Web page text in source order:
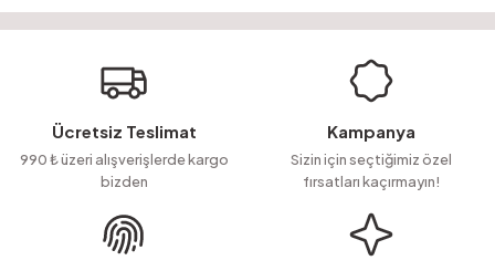
Soru Sor
Görüş ve önerileriniz için teşekkür ederiz.
Ürün resmi kalitesiz, bozuk veya görüntülenemiyor.
Ürün açıklamasında eksik bilgiler bulunuyor.
Ürün bilgilerinde hatalar bulunuyor.
Ürün fiyatı diğer sitelerden daha pahalı.
Bu ürüne benzer farklı alternatifler olmalı.
Ücretsiz Teslimat
990 ₺ üzeri alışverişlerde kargo
bizden
Kampanya
Sizin için seçtiğimiz özel
fırsatları kaçırmayın!